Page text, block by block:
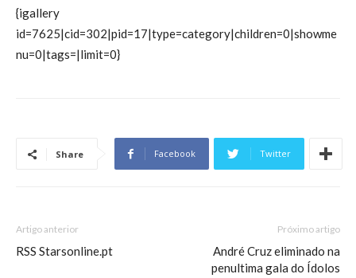
{igallery
id=7625|cid=302|pid=17|type=category|children=0|showme
nu=0|tags=|limit=0}
Share Facebook Twitter
Artigo anterior
RSS Starsonline.pt
Próximo artigo
André Cruz eliminado na
penultima gala do Ídolos